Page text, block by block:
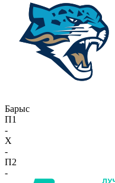
Барыс
П1
-
X
-
П2
-